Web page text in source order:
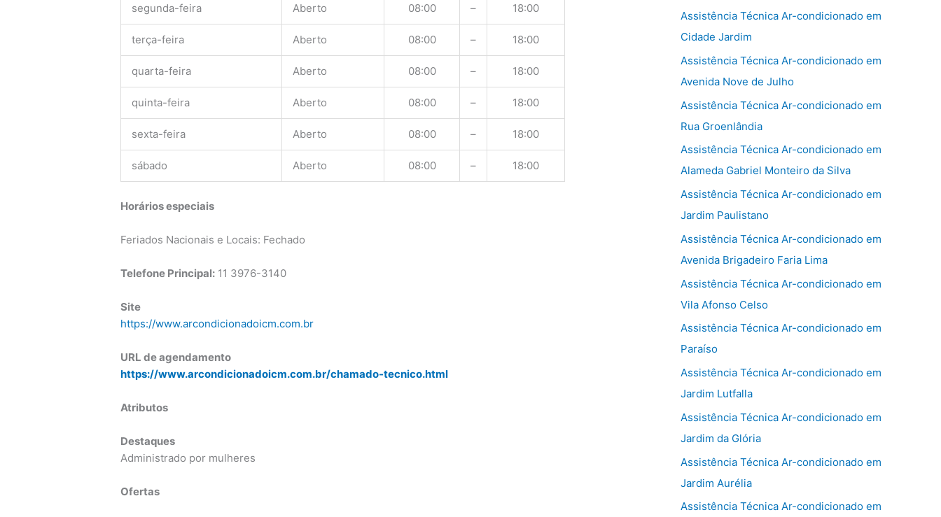
segunda-feira Aberto 08:00 – 18:00
terça-feira Aberto 08:00 – 18:00
quarta-feira Aberto 08:00 – 18:00
quinta-feira Aberto 08:00 – 18:00
sexta-feira Aberto 08:00 – 18:00
sábado Aberto 08:00 – 18:00
Horários especiais
Feriados Nacionais e Locais: Fechado
Telefone Principal: 11 3976-3140
Site
https://www.arcondicionadoicm.com.br
URL de agendamento
https://www.arcondicionadoicm.com.br/chamado-tecnico.html
Atributos
Destaques
Administrado por mulheres
Ofertas
Assistência Técnica Ar-condicionado em
Cidade Jardim
Assistência Técnica Ar-condicionado em
Avenida Nove de Julho
Assistência Técnica Ar-condicionado em
Rua Groenlândia
Assistência Técnica Ar-condicionado em
Alameda Gabriel Monteiro da Silva
Assistência Técnica Ar-condicionado em
Jardim Paulistano
Assistência Técnica Ar-condicionado em
Avenida Brigadeiro Faria Lima
Assistência Técnica Ar-condicionado em
Vila Afonso Celso
Assistência Técnica Ar-condicionado em
Paraíso
Assistência Técnica Ar-condicionado em
Jardim Lutfalla
Assistência Técnica Ar-condicionado em
Jardim da Glória
Assistência Técnica Ar-condicionado em
Jardim Aurélia
Assistência Técnica Ar-condicionado em